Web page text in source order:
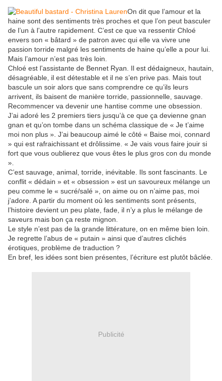
On dit que l’amour et la
haine sont des sentiments très proches et que l’on peut basculer
de l’un à l’autre rapidement. C’est ce que va ressentir Chloé
envers son « bâtard » de patron avec qui elle va vivre une
passion torride malgré les sentiments de haine qu’elle a pour lui.
Mais l’amour n’est pas très loin.
Chloé est l’assistante de Bennet Ryan. Il est dédaigneux, hautain,
désagréable, il est détestable et il ne s’en prive pas. Mais tout
bascule un soir alors que sans comprendre ce qu’ils leurs
arrivent, ils baisent de manière torride, passionnelle, sauvage.
Recommencer va devenir une hantise comme une obsession.
J’ai adoré les 2 premiers tiers jusqu’à ce que ça devienne gnan
gnan et qu’on tombe dans un schéma classique de « Je t’aime
moi non plus ». J’ai beaucoup aimé le côté « Baise moi, connard
» qui est rafraichissant et drôlissime. « Je vais vous faire jouir si
fort que vous oublierez que vous êtes le plus gros con du monde
».
C’est sauvage, animal, torride, inévitable. Ils sont fascinants. Le
conflit « dédain » et « obsession » est un savoureux mélange un
peu comme le « sucré/salé », on aime ou on n’aime pas, moi
j’adore. A partir du moment où les sentiments sont présents,
l’histoire devient un peu plate, fade, il n’y a plus le mélange de
saveurs mais bon ça reste mignon.
Le style n’est pas de la grande littérature, on en même bien loin.
Je regrette l’abus de « putain » ainsi que d’autres clichés
érotiques, problème de traduction ?
En bref, les idées sont bien présentes, l’écriture est plutôt bâclée.
Publicité